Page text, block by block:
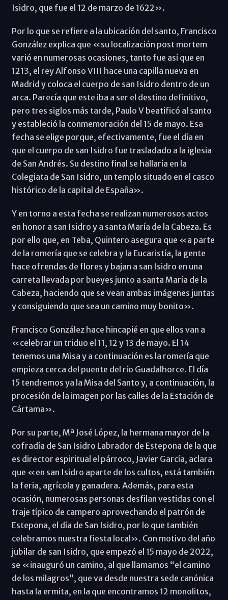
Isidro, que fue el 12 de marzo de 1622».
Por lo que se refiere a la ubicación del santo, Francisco
González explica que «su localización post mortem
varió en numerosas ocasiones, tanto fue así que en
1213, el rey Alfonso VIII hace una capilla nueva en
Madrid y coloca el cuerpo de san Isidro dentro de un
arca. Parecía que este iba a ser el destino definitivo,
pero tres siglos más tarde, Paulo V beatificó al santo
y estableció la conmemoración del 15 de mayo. Esa
fecha se elige porque, efectivamente, fue el día en
que el cuerpo de san Isidro fue trasladado a la iglesia
de San Andrés. Su destino final se hallaría en la
Colegiata de San Isidro, un templo situado en el casco
histórico de la capital de España».
Y en torno a esta fecha se realizan numerosos actos
en honor a san Isidro y a santa María de la Cabeza. Es
por ello que, en Teba, Quintero asegura que «a parte
de la romería que se celebra y la Eucaristía, la gente
hace ofrendas de flores y bajan a san Isidro en una
carreta llevada por bueyes junto a santa María de la
Cabeza, haciendo que se vean ambas imágenes juntas
y consiguiendo que sea un camino muy bonito».
Francisco González hace hincapié en que ellos van a
«celebrar un triduo el 11, 12 y 13 de mayo. El 14
tenemos una Misa y a continuación es la romería que
empieza cerca del puente del río Guadalhorce. El día
15 tendremos ya la Misa del Santo y, a continuación, la
procesión de la imagen por las calles de la Estación de
Cártama».
Por su parte, Mª José López, la hermana mayor de la
cofradía de San Isidro Labrador de Estepona de la que
es director espiritual el párroco, Javier García, aclara
que «en san Isidro aparte de los cultos, está también
la feria, agrícola y ganadera. Además, para esta
ocasión, numerosas personas desfilan vestidas con el
traje típico de campero aprovechando el patrón de
Estepona, el día de San Isidro, por lo que también
celebramos nuestra fiesta local». Con motivo del año
jubilar de san Isidro, que empezó el 15 mayo de 2022,
se «inauguró un camino, al que llamamos “el camino
de los milagros”, que va desde nuestra sede canónica
hasta la ermita, en la que encontramos 12 monolitos,